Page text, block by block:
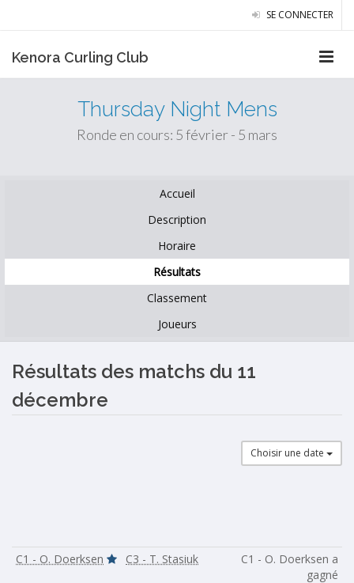
SE CONNECTER
Kenora Curling Club
Thursday Night Mens
Ronde en cours: 5 février - 5 mars
Accueil
Description
Horaire
Résultats
Classement
Joueurs
Résultats des matchs du 11
décembre
Choisir une date
C1 - O. Doerksen C3 - T. Stasiuk
C1 - O. Doerksen a
gagné